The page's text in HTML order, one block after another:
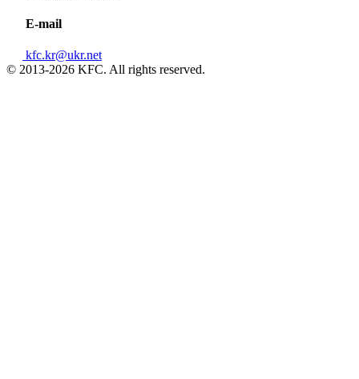
E-mail
kfc.kr@ukr.net
© 2013-2026 KFC. All rights reserved.